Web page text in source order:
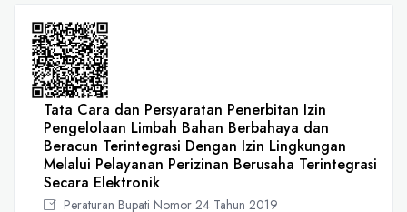
Tata Cara dan Persyaratan Penerbitan Izin
Pengelolaan Limbah Bahan Berbahaya dan
Beracun Terintegrasi Dengan Izin Lingkungan
Melalui Pelayanan Perizinan Berusaha Terintegrasi
Secara Elektronik
Peraturan Bupati Nomor 24 Tahun 2019